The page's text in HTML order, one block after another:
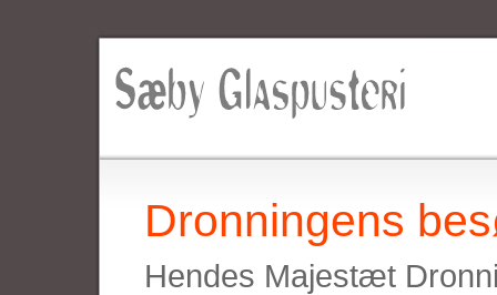
Dronningens
Hendes Majestæt